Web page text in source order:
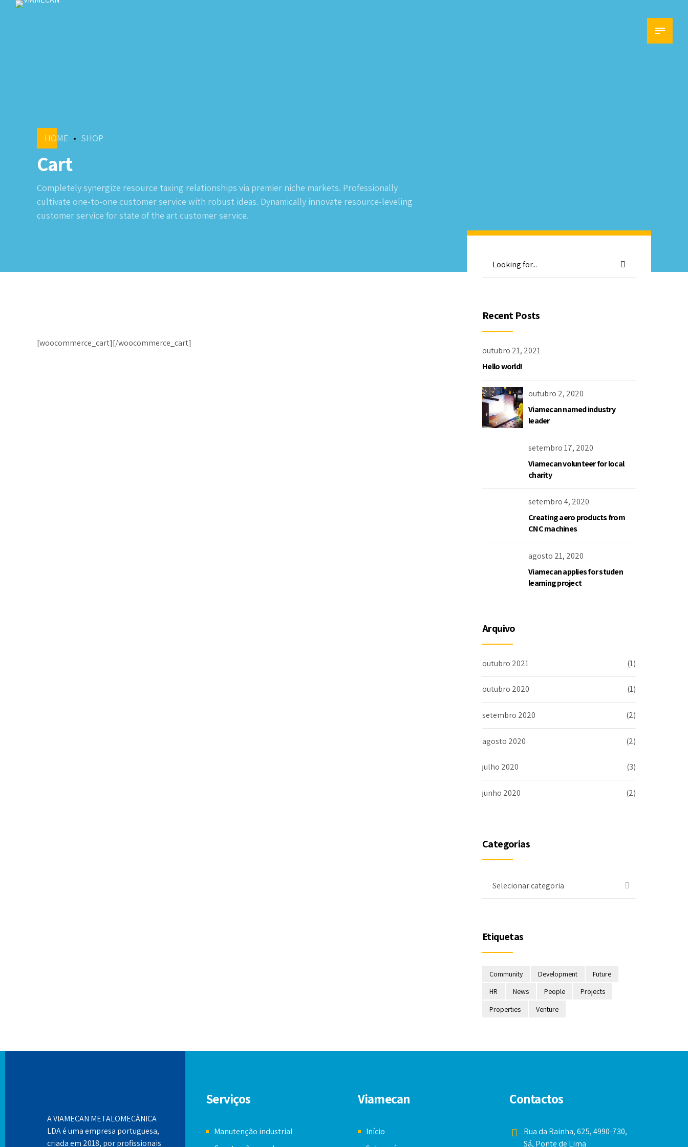
HOME SHOP
Cart
Completely synergize resource taxing relationships via premier niche markets. Professionally
cultivate one-to-one customer service with robust ideas. Dynamically innovate resource-leveling
customer service for state of the art customer service.
[woocommerce_cart][/woocommerce_cart]
Recent Posts
outubro 21, 2021
Hello world!
outubro 2, 2020
Viamecan named industry
leader
setembro 17, 2020
Viamecan volunteer for local
charity
setembro 4, 2020
Creating aero products from
CNC machines
agosto 21, 2020
Viamecan applies for studen
learning project
Arquivo
outubro 2021 (1)
outubro 2020 (1)
setembro 2020 (2)
agosto 2020 (2)
julho 2020 (3)
junho 2020 (2)
Categorias
Selecionar categoria
Etiquetas
Community Development
Future
HR
News People
Projects
Properties
Venture
A VIAMECAN METALOMECÂNICA
LDA é uma empresa portuguesa,
criada em 2018, por profissionais
Serviços
Manutenção industrial
Viamecan
Início
Contactos
Rua da Rainha, 625, 4990-730,
Sá, Ponte de Lima